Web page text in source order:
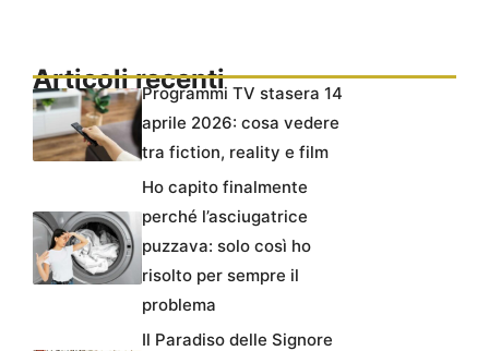
Articoli recentiProgrammi TV stasera 14
aprile 2026: cosa vedere
tra fiction, reality e film
Ho capito finalmente
perché l’asciugatrice
puzzava: solo così ho
risolto per sempre il
problema
Il Paradiso delle Signore